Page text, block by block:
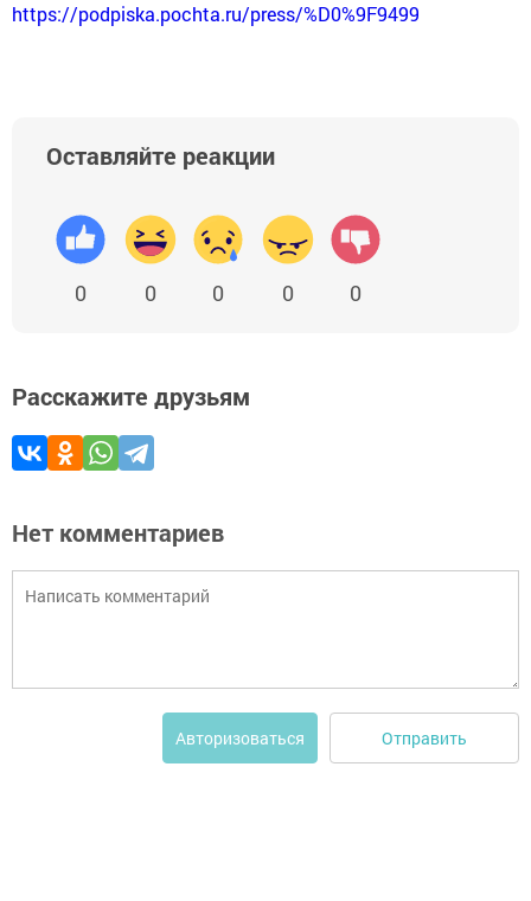
https://podpiska.pochta.ru/press/%D0%9F9499
Оставляйте реакции
0 0 0 0 0
Расскажите друзьям
Нет комментариев
Авторизоваться Отправить